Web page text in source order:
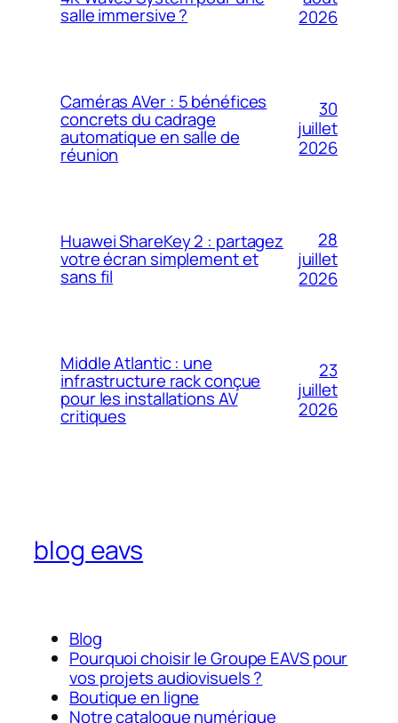
salle immersive ?
2026
Caméras AVer : 5 bénéfices
concrets du cadrage
automatique en salle de
réunion
30
juillet
2026
Huawei ShareKey 2 : partagez
votre écran simplement et
sans fil
28
juillet
2026
Middle Atlantic : une
infrastructure rack conçue
pour les installations AV
critiques
23
juillet
2026
blog eavs
Blog
Pourquoi choisir le Groupe EAVS pour
vos projets audiovisuels ?
Boutique en ligne
Notre catalogue numérique